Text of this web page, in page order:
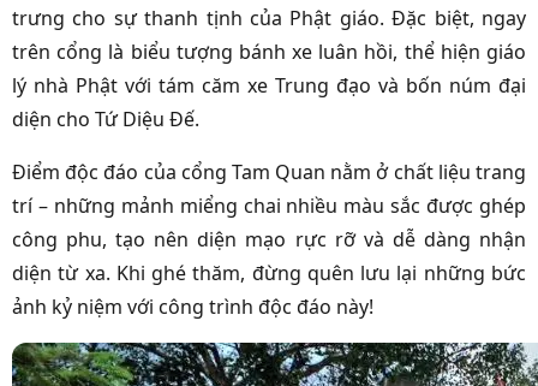
trưng cho sự thanh tịnh của Phật giáo. Đặc biệt, ngay
trên cổng là biểu tượng bánh xe luân hồi, thể hiện giáo
lý nhà Phật với tám căm xe Trung đạo và bốn núm đại
diện cho Tứ Diệu Đế.
Điểm độc đáo của cổng Tam Quan nằm ở chất liệu trang
trí – những mảnh miểng chai nhiều màu sắc được ghép
công phu, tạo nên diện mạo rực rỡ và dễ dàng nhận
diện từ xa. Khi ghé thăm, đừng quên lưu lại những bức
ảnh kỷ niệm với công trình độc đáo này!